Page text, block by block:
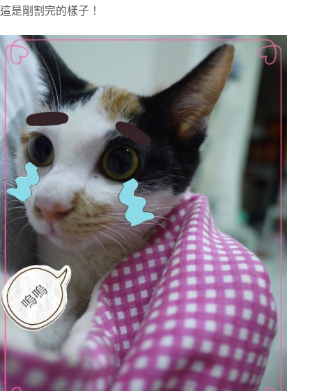
這是剛割完的樣子！